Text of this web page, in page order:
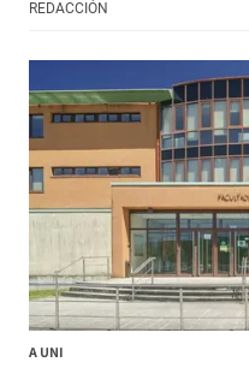
REDACCIÓN
A UNI